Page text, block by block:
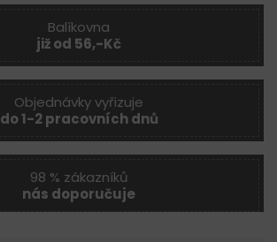
Balíkovna
již od 56,-Kč
Objednávky vyřizuje
do 1-2 pracovních dnů
98 % zákazníků
nás doporučuje